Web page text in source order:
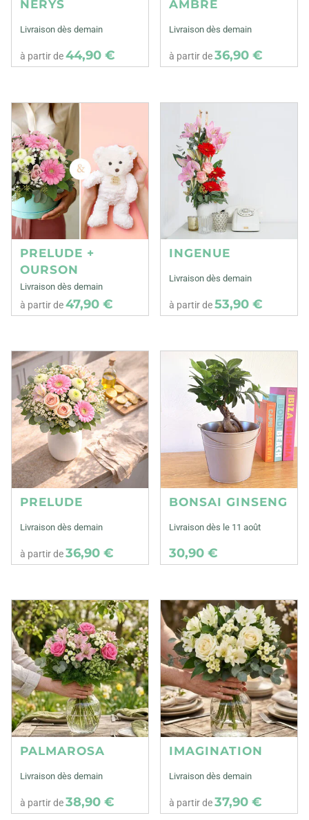
NERYS
Livraison dès demain
à partir de44,90 €
AMBRE
Livraison dès demain
à partir de36,90 €
PRELUDE +
OURSON
Livraison dès demain
à partir de47,90 €
INGENUE
Livraison dès demain
à partir de53,90 €
PRELUDE
Livraison dès demain
à partir de36,90 €
BONSAI GINSENG
Livraison dès le 11 août
30,90 €
PALMAROSA
Livraison dès demain
à partir de38,90 €
IMAGINATION
Livraison dès demain
à partir de37,90 €